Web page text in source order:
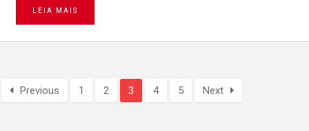
LEIA MAIS
Previous 1 2 3 4 5 Next